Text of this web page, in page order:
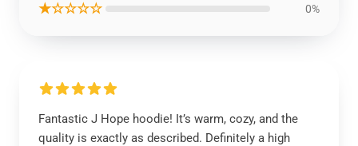
★☆☆☆☆ 0%
Fantastic J Hope hoodie! It’s warm, cozy, and the
quality is exactly as described. Definitely a high